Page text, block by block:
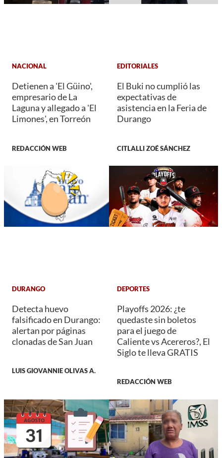
NACIONAL
Detienen a 'El Güino',
empresario de La
Laguna y allegado a 'El
Limones', en Torreón
REDACCIÓN WEB
EDITORIALES
El Buki no cumplió las
expectativas de
asistencia en la Feria de
Durango
CITLALLI ZOÉ SÁNCHEZ
DURANGO
Detecta huevo
falsificado en Durango:
alertan por páginas
clonadas de San Juan
LUIS GIOVANNIE OLIVAS A.
DEPORTES
Playoffs 2026: ¿te
quedaste sin boletos
para el juego de
Caliente vs Acereros?, El
Siglo te lleva GRATIS
REDACCIÓN WEB